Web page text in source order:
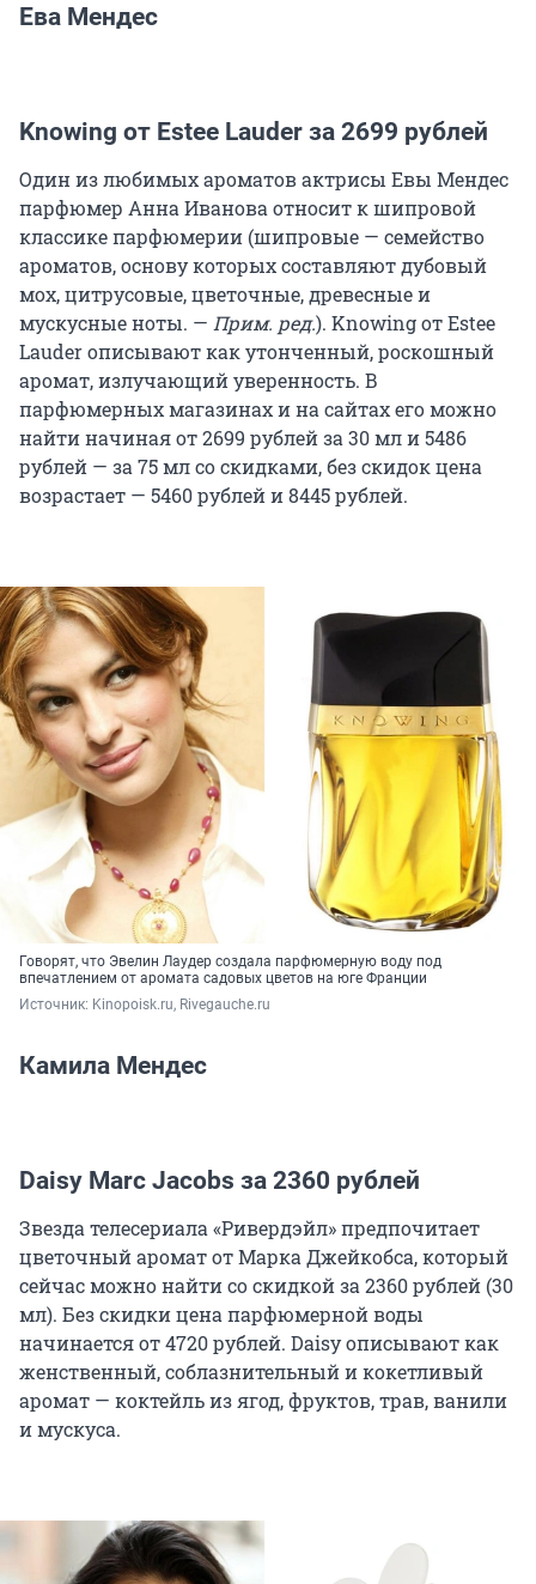
Ева Мендес
Knowing от Estee Lauder за 2699 рублей
Один из любимых ароматов актрисы Евы Мендес
парфюмер Анна Иванова относит к шипровой
классике парфюмерии (шипровые — семейство
ароматов, основу которых составляют дубовый
мох, цитрусовые, цветочные, древесные и
мускусные ноты. — Прим. ред.). Knowing от Estee
Lauder описывают как утонченный, роскошный
аромат, излучающий уверенность. В
парфюмерных магазинах и на сайтах его можно
найти начиная от 2699 рублей за 30 мл и 5486
рублей — за 75 мл со скидками, без скидок цена
возрастает — 5460 рублей и 8445 рублей.
Говорят, что Эвелин Лаудер создала парфюмерную воду под
впечатлением от аромата садовых цветов на юге Франции
Источник: Kinopoisk.ru, Rivegauche.ru
Камила Мендес
Daisy Marc Jacobs за 2360 рублей
Звезда телесериала «Ривердэйл» предпочитает
цветочный аромат от Марка Джейкобса, который
сейчас можно найти со скидкой за 2360 рублей (30
мл). Без скидки цена парфюмерной воды
начинается от 4720 рублей. Daisy описывают как
женственный, соблазнительный и кокетливый
аромат — коктейль из ягод, фруктов, трав, ванили
и мускуса.